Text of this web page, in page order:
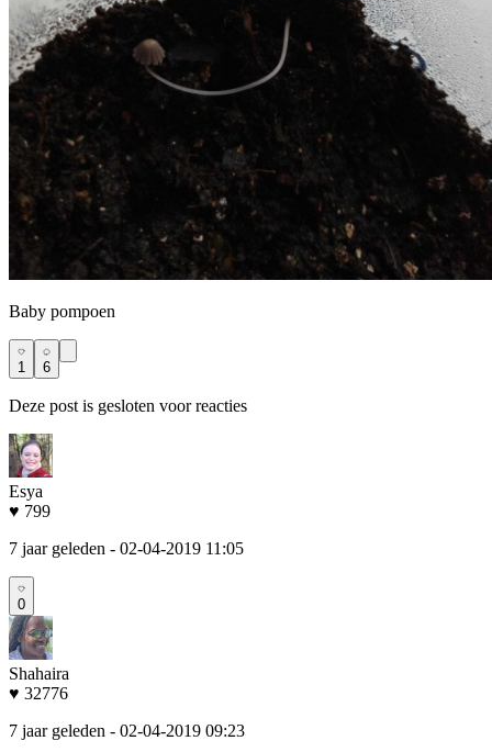
Baby pompoen
1 6
Deze post is gesloten voor reacties
Esya
♥ 799
7 jaar geleden - 02-04-2019 11:05
0
Shahaira
♥ 32776
7 jaar geleden - 02-04-2019 09:23